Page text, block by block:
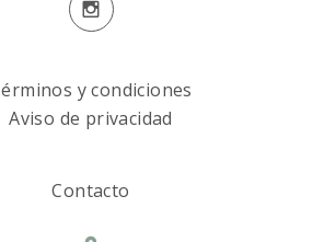
y condiciones
Aviso de privacidad
Contacto